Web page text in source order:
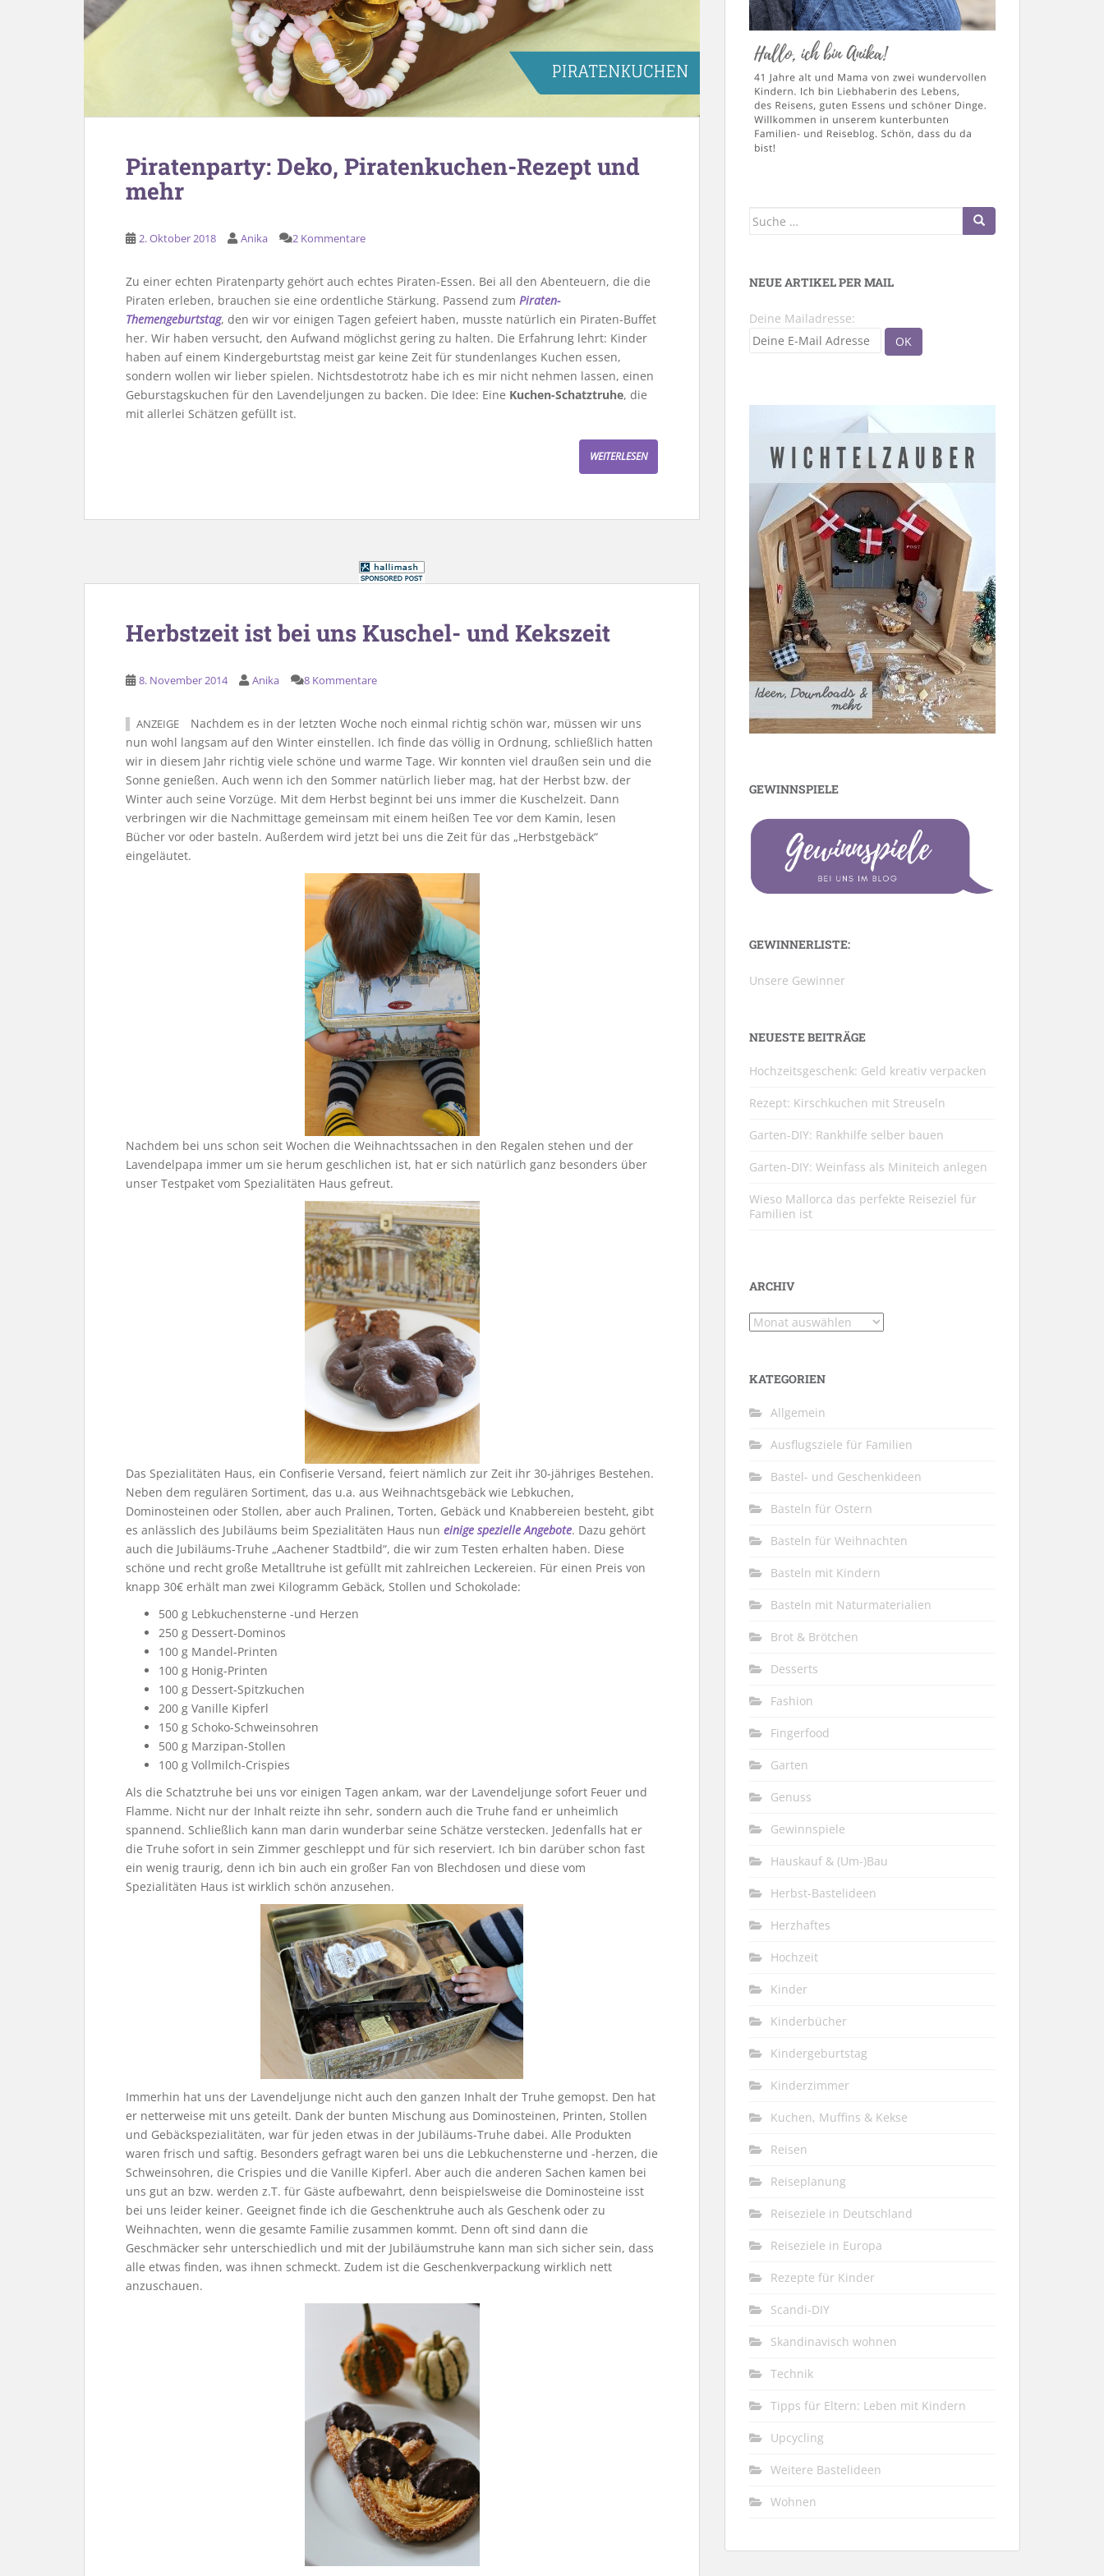
Piratenparty: Deko, Piratenkuchen-Rezept und
mehr
2. Oktober 2018 Anika 2 Kommentare
Zu einer echten Piratenparty gehört auch echtes Piraten-Essen. Bei all den Abenteuern, die die
Piraten erleben, brauchen sie eine ordentliche Stärkung. Passend zum Piraten-
Themengeburtstag, den wir vor einigen Tagen gefeiert haben, musste natürlich ein Piraten-Buffet
her. Wir haben versucht, den Aufwand möglichst gering zu halten. Die Erfahrung lehrt: Kinder
haben auf einem Kindergeburtstag meist gar keine Zeit für stundenlanges Kuchen essen,
sondern wollen wir lieber spielen. Nichtsdestotrotz habe ich es mir nicht nehmen lassen, einen
Geburstagskuchen für den Lavendeljungen zu backen. Die Idee: Eine Kuchen-Schatztruhe, die
mit allerlei Schätzen gefüllt ist.
WEITERLESEN
Herbstzeit ist bei uns Kuschel- und Kekszeit
8. November 2014 Anika 8 Kommentare
ANZEIGE
Nachdem es in der letzten Woche noch einmal richtig schön war, müssen wir uns
nun wohl langsam auf den Winter einstellen. Ich finde das völlig in Ordnung, schließlich hatten
wir in diesem Jahr richtig viele schöne und warme Tage. Wir konnten viel draußen sein und die
Sonne genießen. Auch wenn ich den Sommer natürlich lieber mag, hat der Herbst bzw. der
Winter auch seine Vorzüge. Mit dem Herbst beginnt bei uns immer die Kuschelzeit. Dann
verbringen wir die Nachmittage gemeinsam mit einem heißen Tee vor dem Kamin, lesen
Bücher vor oder basteln. Außerdem wird jetzt bei uns die Zeit für das „Herbstgebäck“
eingeläutet.
Nachdem bei uns schon seit Wochen die Weihnachtssachen in den Regalen stehen und der
Lavendelpapa immer um sie herum geschlichen ist, hat er sich natürlich ganz besonders über
unser Testpaket vom Spezialitäten Haus gefreut.
Das Spezialitäten Haus, ein Confiserie Versand, feiert nämlich zur Zeit ihr 30-jähriges Bestehen.
Neben dem regulären Sortiment, das u.a. aus Weihnachtsgebäck wie Lebkuchen,
Dominosteinen oder Stollen, aber auch Pralinen, Torten, Gebäck und Knabbereien besteht, gibt
es anlässlich des Jubiläums beim Spezialitäten Haus nun einige spezielle Angebote. Dazu gehört
auch die Jubiläums-Truhe „Aachener Stadtbild“, die wir zum Testen erhalten haben. Diese
schöne und recht große Metalltruhe ist gefüllt mit zahlreichen Leckereien. Für einen Preis von
knapp 30€ erhält man zwei Kilogramm Gebäck, Stollen und Schokolade:
500 g Lebkuchensterne -und Herzen
250 g Dessert-Dominos
100 g Mandel-Printen
100 g Honig-Printen
100 g Dessert-Spitzkuchen
200 g Vanille Kipferl
150 g Schoko-Schweinsohren
500 g Marzipan-Stollen
100 g Vollmilch-Crispies
Als die Schatztruhe bei uns vor einigen Tagen ankam, war der Lavendeljunge sofort Feuer und
Flamme. Nicht nur der Inhalt reizte ihn sehr, sondern auch die Truhe fand er unheimlich
spannend. Schließlich kann man darin wunderbar seine Schätze verstecken. Jedenfalls hat er
die Truhe sofort in sein Zimmer geschleppt und für sich reserviert. Ich bin darüber schon fast
ein wenig traurig, denn ich bin auch ein großer Fan von Blechdosen und diese vom
Spezialitäten Haus ist wirklich schön anzusehen.
Immerhin hat uns der Lavendeljunge nicht auch den ganzen Inhalt der Truhe gemopst. Den hat
er netterweise mit uns geteilt. Dank der bunten Mischung aus Dominosteinen, Printen, Stollen
und Gebäckspezialitäten, war für jeden etwas in der Jubiläums-Truhe dabei. Alle Produkten
waren frisch und saftig. Besonders gefragt waren bei uns die Lebkuchensterne und -herzen, die
Schweinsohren, die Crispies und die Vanille Kipferl. Aber auch die anderen Sachen kamen bei
uns gut an bzw. werden z.T. für Gäste aufbewahrt, denn beispielsweise die Dominosteine isst
bei uns leider keiner. Geeignet finde ich die Geschenktruhe auch als Geschenk oder zu
Weihnachten, wenn die gesamte Familie zusammen kommt. Denn oft sind dann die
Geschmäcker sehr unterschiedlich und mit der Jubiläumstruhe kann man sich sicher sein, dass
alle etwas finden, was ihnen schmeckt. Zudem ist die Geschenkverpackung wirklich nett
anzuschauen.
Suche
NEUE ARTIKEL PER MAIL
Deine Mailadresse:
GEWINNSPIELE
GEWINNERLISTE:
Unsere Gewinner
NEUESTE BEITRÄGE
Hochzeitsgeschenk: Geld kreativ verpacken
Rezept: Kirschkuchen mit Streuseln
Garten-DIY: Rankhilfe selber bauen
Garten-DIY: Weinfass als Miniteich anlegen
Wieso Mallorca das perfekte Reiseziel für
Familien ist
ARCHIV
Archiv
KATEGORIEN
Allgemein
Ausflugsziele für Familien
Bastel- und Geschenkideen
Basteln für Ostern
Basteln für Weihnachten
Basteln mit Kindern
Basteln mit Naturmaterialien
Brot & Brötchen
Desserts
Fashion
Fingerfood
Garten
Genuss
Gewinnspiele
Hauskauf & (Um-)Bau
Herbst-Bastelideen
Herzhaftes
Hochzeit
Kinder
Kinderbücher
Kindergeburtstag
Kinderzimmer
Kuchen, Muffins & Kekse
Reisen
Reiseplanung
Reiseziele in Deutschland
Reiseziele in Europa
Rezepte für Kinder
Scandi-DIY
Skandinavisch wohnen
Technik
Tipps für Eltern: Leben mit Kindern
Upcycling
Weitere Bastelideen
Wohnen